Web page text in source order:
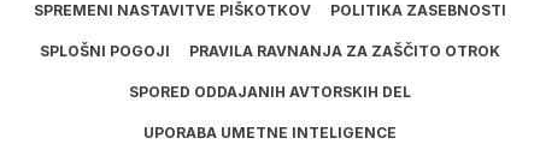
SPREMENI NASTAVITVE PIŠKOTKOV POLITIKA ZASEBNOSTI
SPLOŠNI POGOJI PRAVILA RAVNANJA ZA ZAŠČITO OTROK
SPORED ODDAJANIH AVTORSKIH DEL
UPORABA UMETNE INTELIGENCE